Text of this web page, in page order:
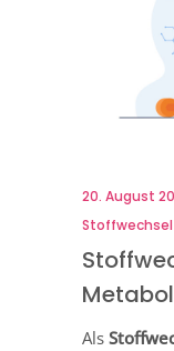
20. August
Stoffwechsel
Als